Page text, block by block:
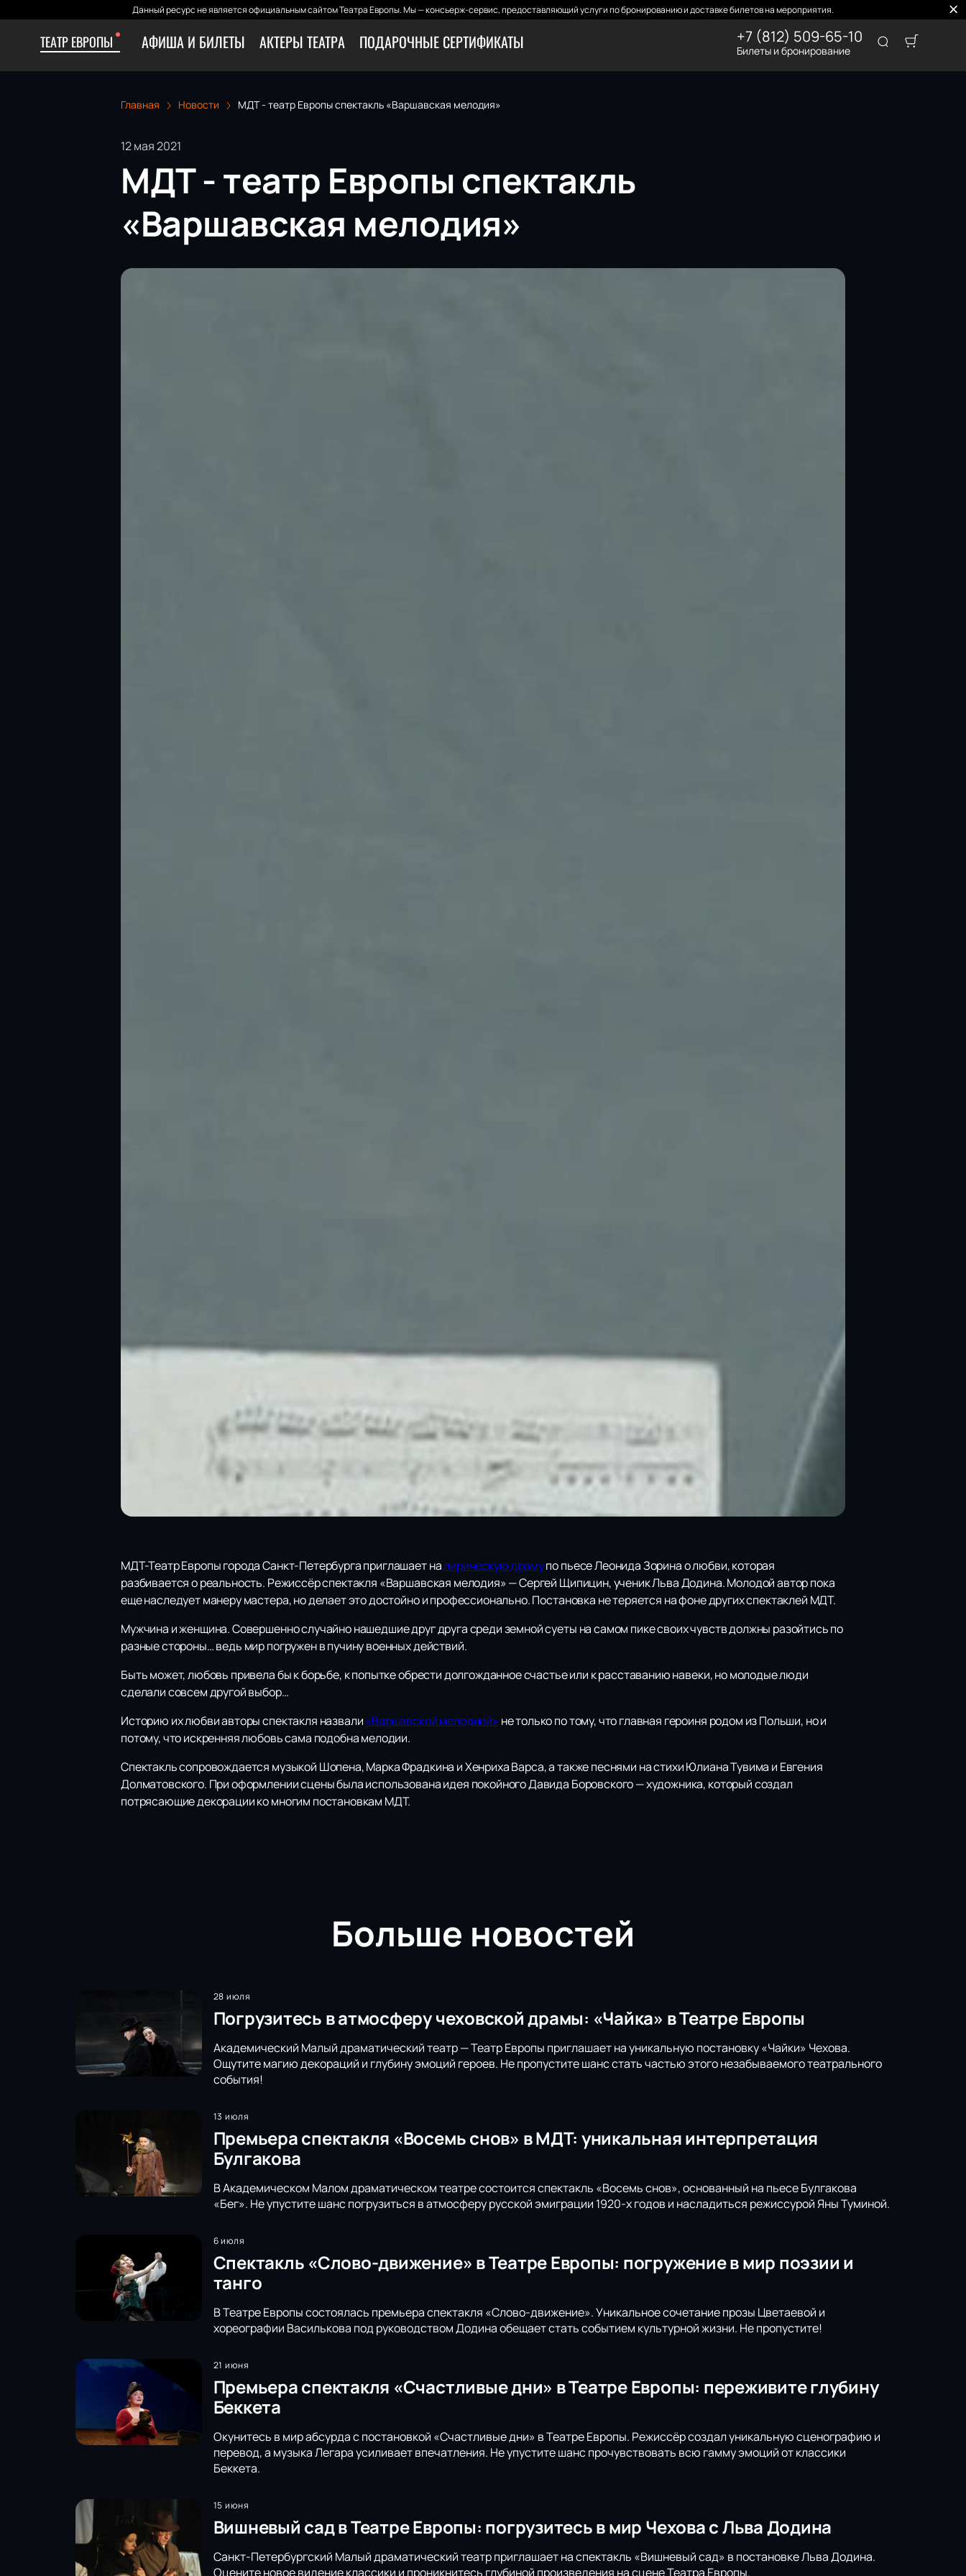
Данный ресурс не является официальным сайтом Театра Европы. Мы — консьерж-сервис, предоставляющий услуги по бронированию и доставке билетов на мероприятия.
ТЕАТР ЕВРОПЫ АФИША И БИЛЕТЫ АКТЕРЫ ТЕАТРА ПОДАРОЧНЫЕ СЕРТИФИКАТЫ +7 (812) 509-65-10
Билеты и бронирование
Главная Новости МДТ - театр Европы спектакль «Варшавская мелодия»
12 мая 2021
МДТ - театр Европы спектакль
«Варшавская мелодия»
МДТ-Театр Европы города Санкт-Петербурга приглашает налирическую драмупо пьесе Леонида Зорина о любви, которая
разбивается о реальность. Режиссёр спектакля «Варшавская мелодия» — Сергей Щипицин, ученик Льва Додина. Молодой автор пока
еще наследует манеру мастера, но делает это достойно и профессионально. Постановка не теряется на фоне других спектаклей МДТ.
Мужчина и женщина. Совершенно случайно нашедшие друг друга среди земной суеты на самом пике своих чувств должны разойтись по
разные стороны… ведь мир погружен в пучину военных действий.
Быть может, любовь привела бы к борьбе, к попытке обрести долгожданное счастье или к расставанию навеки, но молодые люди
сделали совсем другой выбор…
Историю их любви авторы спектакля назвали«Варшавской мелодией» не только по тому, что главная героиня родом из Польши, но и
потому, что искренняя любовь сама подобна мелодии.
Спектакль сопровождается музыкой Шопена, Марка Фрадкина и Хенриха Варса, а также песнями на стихи Юлиана Тувима и Евгения
Долматовского. При оформлении сцены была использована идея покойного Давида Боровского — художника, который создал
потрясающие декорации ко многим постановкам МДТ.
Больше новостей
28 июля
Погрузитесь в атмосферу чеховской драмы: «Чайка» в Театре Европы
Академический Малый драматический театр — Театр Европы приглашает на уникальную постановку «Чайки» Чехова.
Ощутите магию декораций и глубину эмоций героев. Не пропустите шанс стать частью этого незабываемого театрального
события!
13 июля
Премьера спектакля «Восемь снов» в МДТ: уникальная интерпретация
Булгакова
В Академическом Малом драматическом театре состоится спектакль «Восемь снов», основанный на пьесе Булгакова
«Бег». Не упустите шанс погрузиться в атмосферу русской эмиграции 1920-х годов и насладиться режиссурой Яны Туминой.
6 июля
Спектакль «Слово-движение» в Театре Европы: погружение в мир поэзии и
танго
В Театре Европы состоялась премьера спектакля «Слово-движение». Уникальное сочетание прозы Цветаевой и
хореографии Василькова под руководством Додина обещает стать событием культурной жизни. Не пропустите!
21 июня
Премьера спектакля «Счастливые дни» в Театре Европы: переживите глубину
Беккета
Окунитесь в мир абсурда с постановкой «Счастливые дни» в Театре Европы. Режиссёр создал уникальную сценографию и
перевод, а музыка Легара усиливает впечатления. Не упустите шанс прочувствовать всю гамму эмоций от классики
Беккета.
15 июня
Вишневый сад в Театре Европы: погрузитесь в мир Чехова с Льва Додина
Санкт-Петербургский Малый драматический театр приглашает на спектакль «Вишневый сад» в постановке Льва Додина.
Оцените новое видение классики и проникнитесь глубиной произведения на сцене Театра Европы.